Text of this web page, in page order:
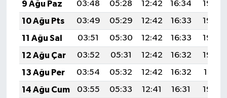
9 Ağu Paz
03:48 05:28 12:42 16:34
19:46
10 Ağu Pts
03:49 05:29 12:42 16:33
19:45
11 Ağu Sal
03:51 05:30 12:42 16:33
19:44
12 Ağu Çar
03:52 05:31 12:42 16:32
19:42
13 Ağu Per
03:54 05:32 12:42 16:32
19:41
14 Ağu Cum
03:55 05:33 12:41 16:31
19:40